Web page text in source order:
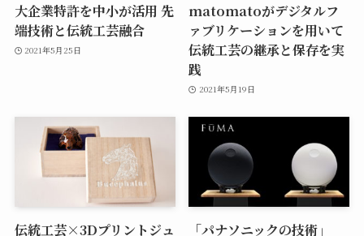
大企業特許を中小が活用 先
端技術と伝統工芸融合
2021年5月25日
matomatoがデジタルフ
ァブリケーションを用いて
伝統工芸の継承と保存を実
践
2021年5月19日
伝統工芸×3Dプリントジュ 「パナソニックの技術」